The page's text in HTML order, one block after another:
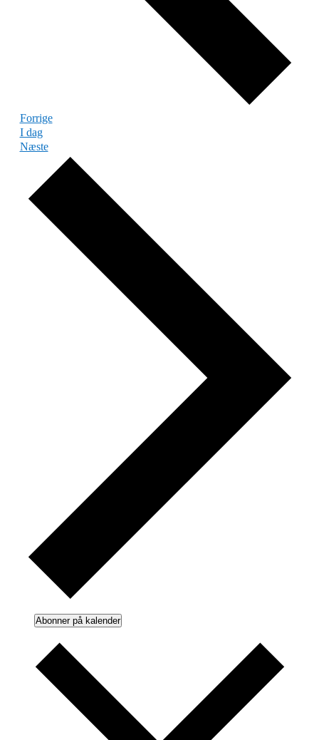
ForrigeBegivenheder
I dag
NæsteBegivenheder
Abonner på kalender